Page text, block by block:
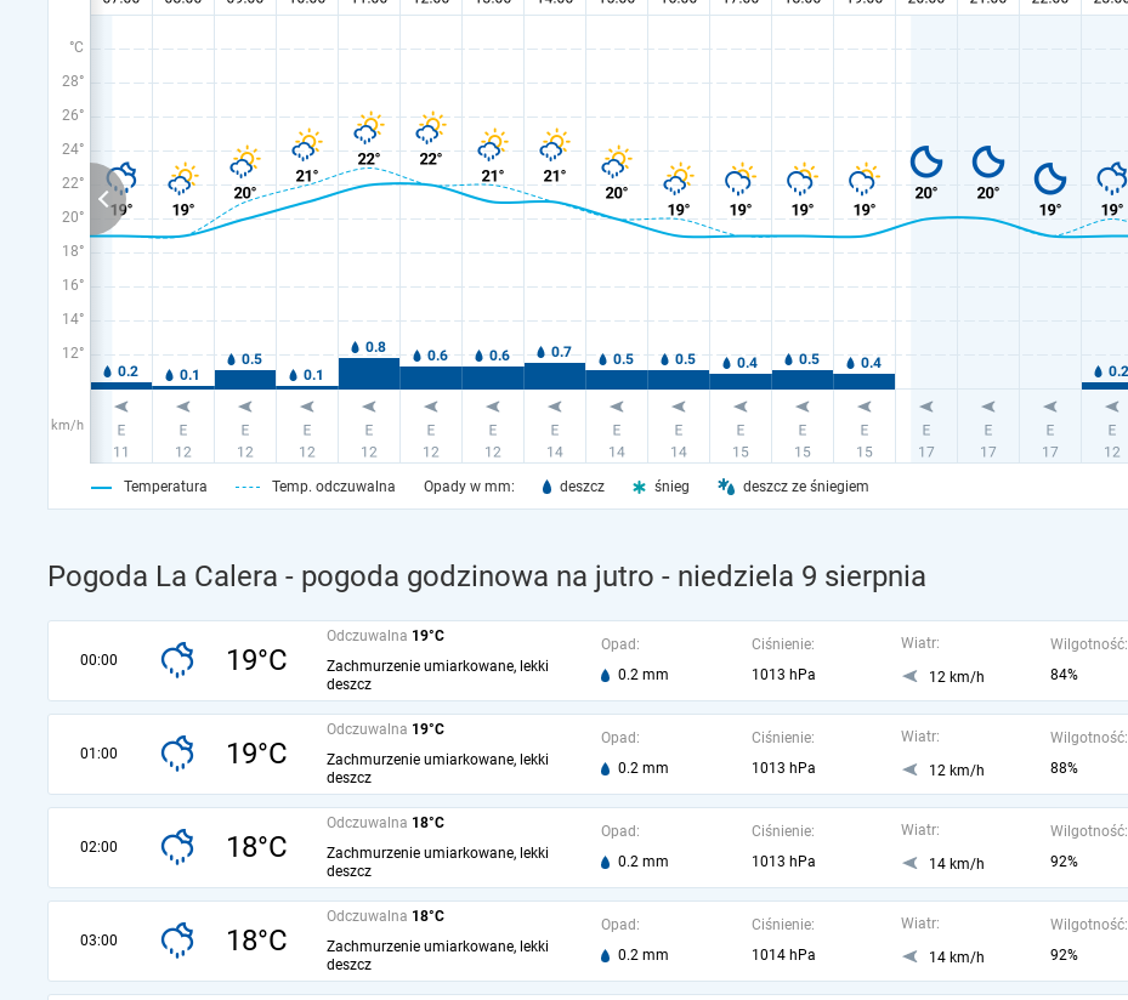
°C
28°
26°
24°
22°
20°
18°
16°
14°
12°
km/h
Temperatura Temp. odczuwalna Opady w mm: deszcz śnieg deszcz ze śniegiem
Pogoda La Calera - pogoda godzinowa na jutro - niedziela 9 sierpnia
00:00 19°C
Odczuwalna 19°C
Zachmurzenie umiarkowane, lekki
deszcz
Opad:
0.2 mm
Ciśnienie:
1013 hPa
Wiatr:
12 km/h
Wilgotność:
84%
01:00 19°C
Odczuwalna 19°C
Zachmurzenie umiarkowane, lekki
deszcz
Opad:
0.2 mm
Ciśnienie:
1013 hPa
Wiatr:
12 km/h
Wilgotność:
88%
02:00 18°C
Odczuwalna 18°C
Zachmurzenie umiarkowane, lekki
deszcz
Opad:
0.2 mm
Ciśnienie:
1013 hPa
Wiatr:
14 km/h
Wilgotność:
92%
03:00 18°C
Odczuwalna 18°C
Zachmurzenie umiarkowane, lekki
deszcz
Opad:
0.2 mm
Ciśnienie:
1014 hPa
Wiatr:
14 km/h
Wilgotność:
92%